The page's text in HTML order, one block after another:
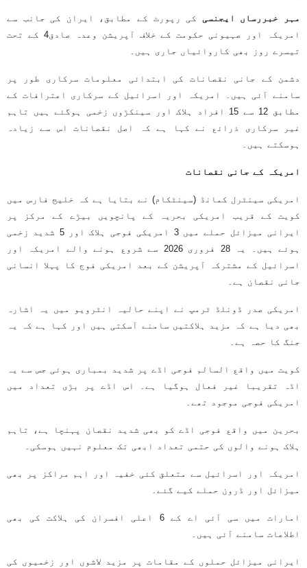
مہر خبررساں ایجنسی کی رپورٹ کے مطابق، ایران کی جانب سے
امریکہ اور صہیونی حکومت کے خلاف آپریشن وعدہ صادق4 کے تحت
تیسرے روز بھی کاروائیاں جاری ہیں۔
دشمن کے جانی نقصانات کی ابتدائی معلومات سرکاری طور پر
سامنے آئی ہیں۔ امریکہ اور اسرائیل کے سرکاری اعترافات کے
مطابق 12 سے 15 افراد ہلاک اور سینکڑوں زخمی ہوگئے ہیں تاہم
غیر سرکاری ذرائع نے کہا ہے کہ اصل نقصانات اس سے زیادہ
ہوسکتے ہیں۔
امریکہ کے جانی نقصانات
امریکی سینٹرل کمانڈ (سینٹکام) نے بتایا ہے کہ خلیج فارس میں
کویت کے قریب امریکی بحریہ کے پانچویں بیڑے کے مرکز پر
ایرانی میزائل حملے میں 3 امریکی فوجی ہلاک اور 5 شدید زخمی
ہوئے ہیں۔ یہ 28 فروری 2026 سے شروع ہونے والے امریکہ اور
اسرائیل کے مشترکہ آپریشن کے بعد امریکی فوج کا پہلا انسانی
جانی نقصان ہے۔
امریکی صدر ڈونلڈ ٹرمپ نے اپنے حالیہ انٹرویو میں یہ اشارہ
بھی دیا ہے کہ مزید ہلاکتیں سامنے آسکتی ہیں اور کہا ہے کہ یہ
جنگ کا حصہ ہے۔
کویت میں واقع السالم فوجی اڈے پر شدید بمباری ہوئی جس سے یہ
اڈہ تقریبا غیر فعال ہوگیا ہے۔ اس اڈے پر بڑی تعداد میں
امریکی فوجی موجود تھے۔
بحرین میں واقع فوجی اڈے کو بھی شدید نقصان پہنچا ہے، تاہم
ہلاک ہونے والوں کی حتمی تعداد ابھی تک معلوم نہیں ہوسکی۔
امریکہ اور اسرائیل سے متعلق کئی خفیہ اور اہم مراکز پر بھی
میزائل اور ڈرون حملے کیے گئے۔
امارات میں سی آئی اے کے 6 اعلی افسران کی ہلاکت کی بھی
اطلاعات سامنے آئی ہیں۔
ایرانی میزائل حملوں کے مقامات پر مزید لاشوں اور زخمیوں کی